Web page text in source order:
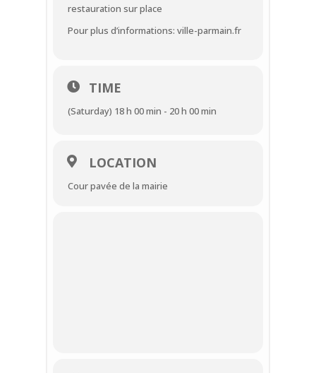
restauration sur place
Pour plus d’informations: ville-parmain.fr
TIME
(Saturday) 18 h 00 min - 20 h 00 min
LOCATION
Cour pavée de la mairie